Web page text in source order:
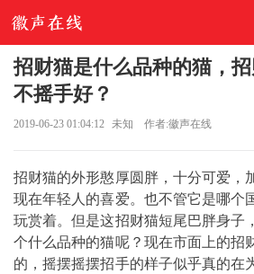
招财猫是什么品种的猫，
不摇手好？
2019-06-23 01:04:12 未知 作者:徽声在线
招财猫的外形憨厚圆胖，十分可爱，
现在年轻人的喜爱。也不管它是哪个
玩赏着。但是这招财猫短尾巴胖身子
个什么品种的猫呢？现在市面上的招
的，摇摆摇摆招手的样子似乎真的在